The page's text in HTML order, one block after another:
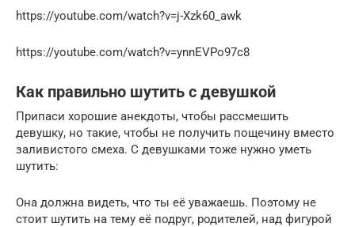
https://youtube.com/watch?v=j-Xzk60_awk
https://youtube.com/watch?v=ynnEVPo97c8
Как правильно шутить с девушкой
Припаси хорошие анекдоты, чтобы рассмешить
девушку, но такие, чтобы не получить пощечину вместо
заливистого смеха. С девушками тоже нужно уметь
шутить:
Она должна видеть, что ты её уважаешь. Поэтому не
стоит шутить на тему её подруг, родителей, над фигурой